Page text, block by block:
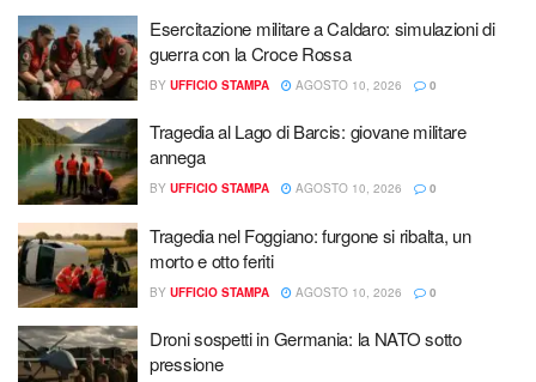
Esercitazione militare a Caldaro: simulazioni di
guerra con la Croce Rossa
BY UFFICIO STAMPA AGOSTO 10, 2026 0
Tragedia al Lago di Barcis: giovane militare
annega
BY UFFICIO STAMPA AGOSTO 10, 2026 0
Tragedia nel Foggiano: furgone si ribalta, un
morto e otto feriti
BY UFFICIO STAMPA AGOSTO 10, 2026 0
Droni sospetti in Germania: la NATO sotto
pressione